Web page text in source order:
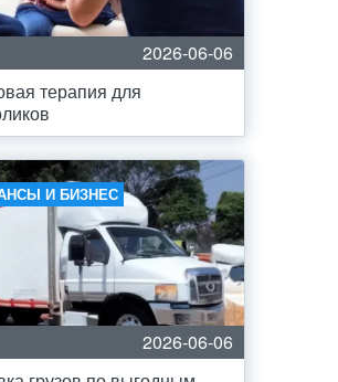
2026-06-06
терапия для
И БИЗНЕС
2026-06-06